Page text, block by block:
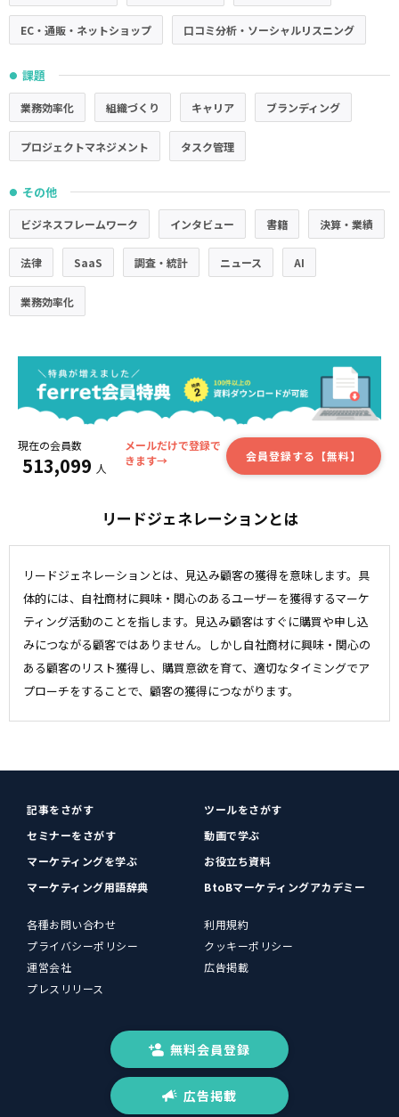
EC・通販・ネットショップ 口コミ分析・ソーシャルリスニング
● 課題
業務効率化 組織づくり キャリア ブランディング
プロジェクトマネジメント タスク管理
● その他
ビジネスフレームワーク インタビュー 書籍 決算・業績
法律 SaaS 調査・統計 ニュース AI
業務効率化
現在の会員数
513,099 人
メールだけで登録で
きます→
会員登録する【無料】
リードジェネレーションとは
リードジェネレーションとは、見込み顧客の獲得を意味します。具
体的には、自社商材に興味・関心のあるユーザーを獲得するマーケ
ティング活動のことを指します。見込み顧客はすぐに購買や申し込
みにつながる顧客ではありません。しかし自社商材に興味・関心の
ある顧客のリスト獲得し、購買意欲を育て、適切なタイミングでア
プローチをすることで、顧客の獲得につながります。
記事をさがす
ツールをさがす
セミナーをさがす
動画で学ぶ
マーケティングを学ぶ
お役立ち資料
マーケティング用語辞典
BtoBマーケティングアカデミー
各種お問い合わせ
利用規約
プライバシーポリシー
クッキーポリシー
運営会社
広告掲載
プレスリリース
無料会員登録
広告掲載